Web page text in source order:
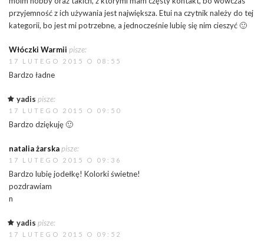
przyjemność z ich używania jest największa. Etui na czytnik należy do tej
kategorii, bo jest mi potrzebne, a jednocześnie lubię się nim cieszyć 🙂
Włóczki Warmii pisze:
17 LUTEGO 2015 O 08:55
Bardzo ładne
yadis pisze:
17 LUTEGO 2015 O 09:50
Bardzo dziękuję 🙂
natalia żarskapisze:
17 LUTEGO 2015 O 09:36
Bardzo lubię jodełkę! Kolorki świetne!
pozdrawiam
n
yadis pisze:
17 LUTEGO 2015 O 09:52